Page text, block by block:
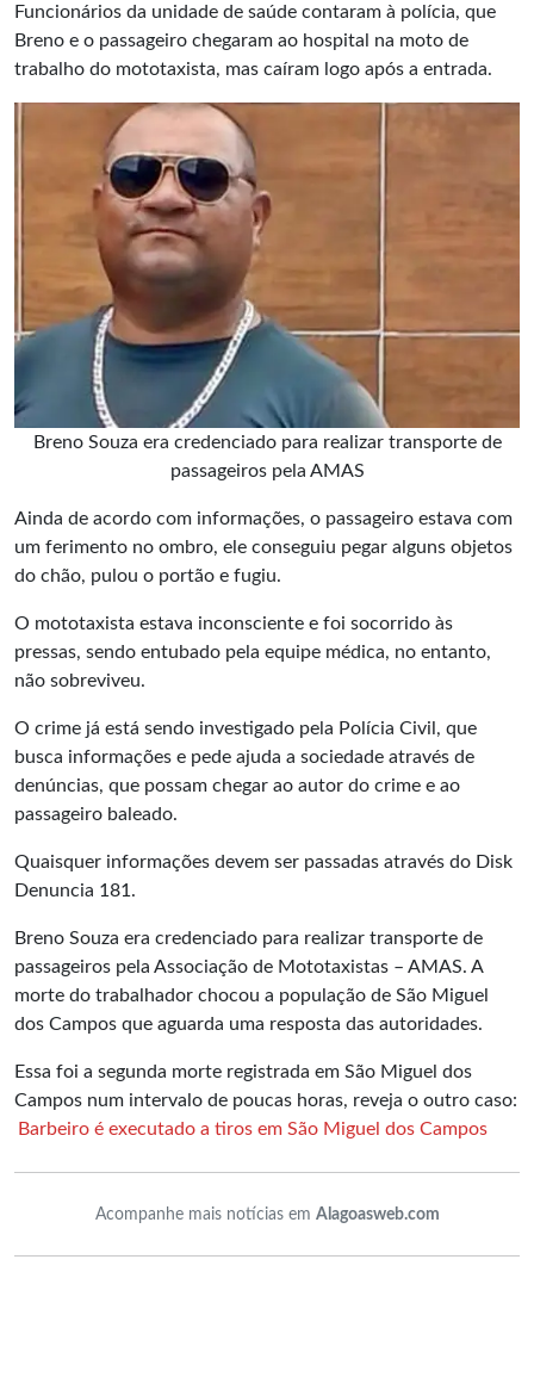
Funcionários da unidade de saúde contaram à polícia, que
Breno e o passageiro chegaram ao hospital na moto de
trabalho do mototaxista, mas caíram logo após a entrada.
Breno Souza era credenciado para realizar transporte de
passageiros pela AMAS
Ainda de acordo com informações, o passageiro estava com
um ferimento no ombro, ele conseguiu pegar alguns objetos
do chão, pulou o portão e fugiu.
O mototaxista estava inconsciente e foi socorrido às
pressas, sendo entubado pela equipe médica, no entanto,
não sobreviveu.
O crime já está sendo investigado pela Polícia Civil, que
busca informações e pede ajuda a sociedade através de
denúncias, que possam chegar ao autor do crime e ao
passageiro baleado.
Quaisquer informações devem ser passadas através do Disk
Denuncia 181.
Breno Souza era credenciado para realizar transporte de
passageiros pela Associação de Mototaxistas – AMAS. A
morte do trabalhador chocou a população de São Miguel
dos Campos que aguarda uma resposta das autoridades.
Essa foi a segunda morte registrada em São Miguel dos
Campos num intervalo de poucas horas, reveja o outro caso:
Barbeiro é executado a tiros em São Miguel dos Campos
Acompanhe mais notícias em Alagoasweb.com